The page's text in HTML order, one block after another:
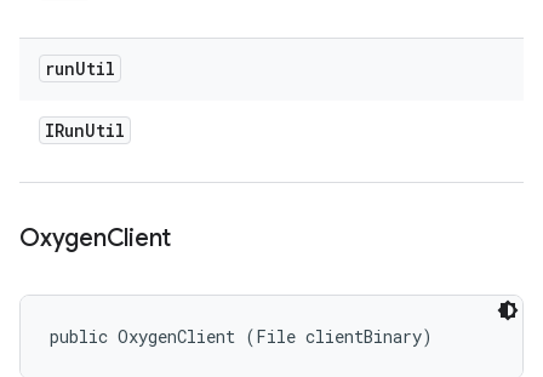
runUtil
IRunUtil
OxygenClient
public OxygenClient (File clientBinary)